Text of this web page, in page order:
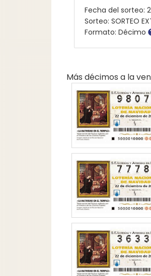
Fecha del sorteo:
Sorteo: SORTEO
Formato: Décimo
Más décimos a la